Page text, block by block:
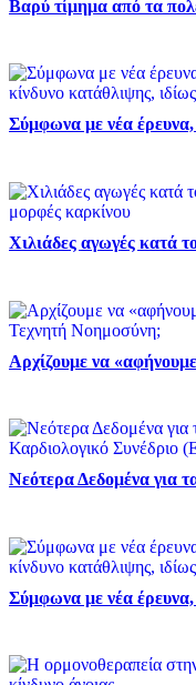
Βαρύ τίμημα από τα
Σύμφωνα με νέα έρευνα,
Χιλιάδες αγωγές κατά
Αρχίζουμε να
Νεότερα Δεδομένα για
Σύμφωνα με νέα έρευνα,